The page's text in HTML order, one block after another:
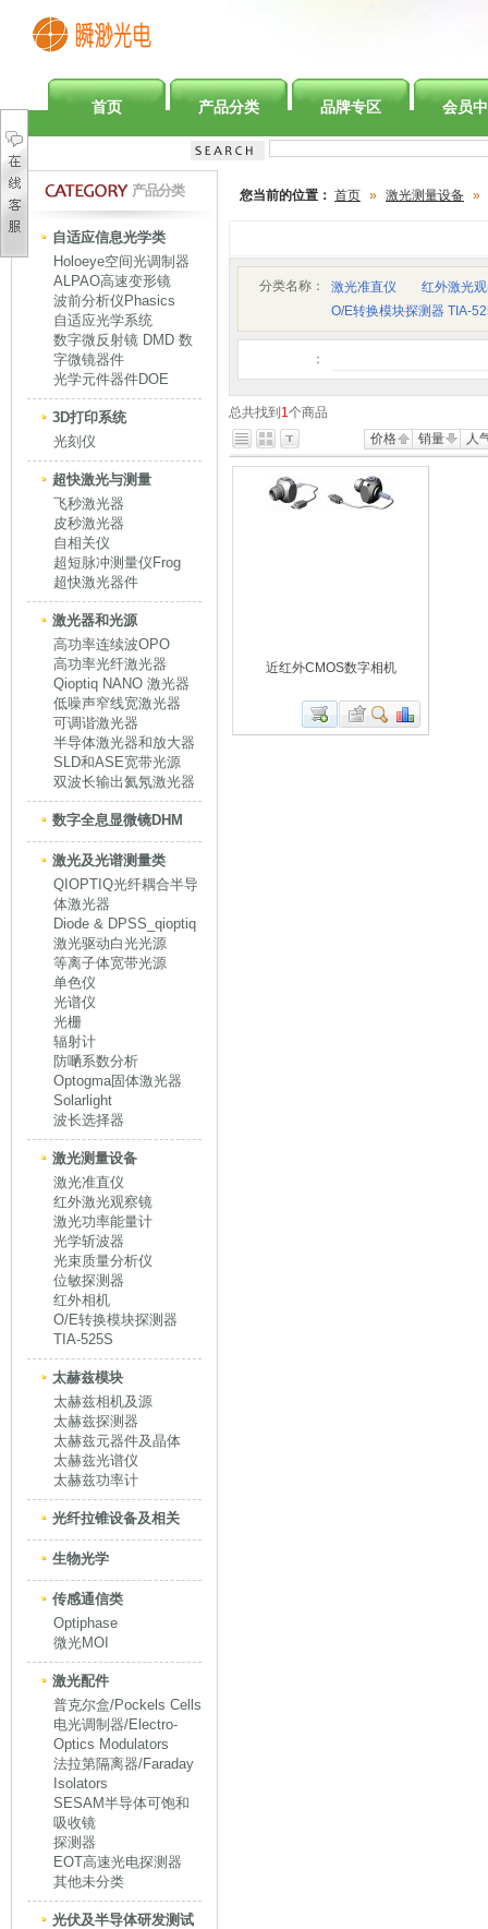
首页 产品分类 品牌专区 会员
产品分类
自适应信息光学类
Holoeye空间光调制器
ALPAO高速变形镜
波前分析仪Phasics
自适应光学系统
数字微反射镜 DMD 数
字微镜器件
光学元件器件DOE
3D打印系统
光刻仪
超快激光与测量
飞秒激光器
皮秒激光器
自相关仪
超短脉冲测量仪Frog
超快激光器件
激光器和光源
高功率连续波OPO
高功率光纤激光器
Qioptiq NANO 激光器
低噪声窄线宽激光器
可调谐激光器
半导体激光器和放大器
SLD和ASE宽带光源
双波长输出氦氖激光器
数字全息显微镜DHM
激光及光谱测量类
QIOPTIQ光纤耦合半导
体激光器
Diode & DPSS_qioptiq
激光驱动白光光源
等离子体宽带光源
单色仪
光谱仪
光栅
辐射计
防嗮系数分析
Optogma固体激光器
Solarlight
波长选择器
激光测量设备
激光准直仪
红外激光观察镜
激光功率能量计
光学斩波器
光束质量分析仪
位敏探测器
红外相机
O/E转换模块探测器
TIA-525S
太赫兹模块
太赫兹相机及源
太赫兹探测器
太赫兹元器件及晶体
太赫兹光谱仪
太赫兹功率计
光纤拉锥设备及相关
生物光学
传感通信类
Optiphase
微光MOI
激光配件
普克尔盒/Pockels Cells
电光调制器/Electro-
Optics Modulators
法拉第隔离器/Faraday
Isolators
SESAM半导体可饱和
吸收镜
探测器
EOT高速光电探测器
其他未分类
光伏及半导体研发测试
您当前的位置： 首页 » 激光测量设备 »
分类名称： 激光准直仪
红外激光
O/E转换模块探测器 TIA-
：
总共找到 1个商品
价格
销量 人
近红外CMOS数字相机